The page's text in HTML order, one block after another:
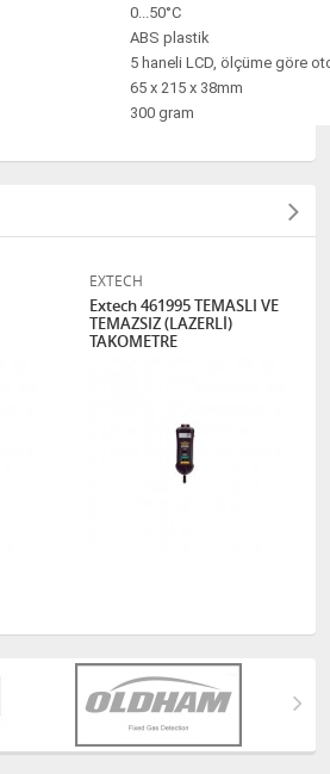
0...50°C
ABS plastik
5 haneli LCD, ölçüme göre
65 x 215 x 38mm
300 gram
EXTECH
Extech 461995 TEMASLI VE
TEMAZSIZ (LAZERLİ)
TAKOMETRE